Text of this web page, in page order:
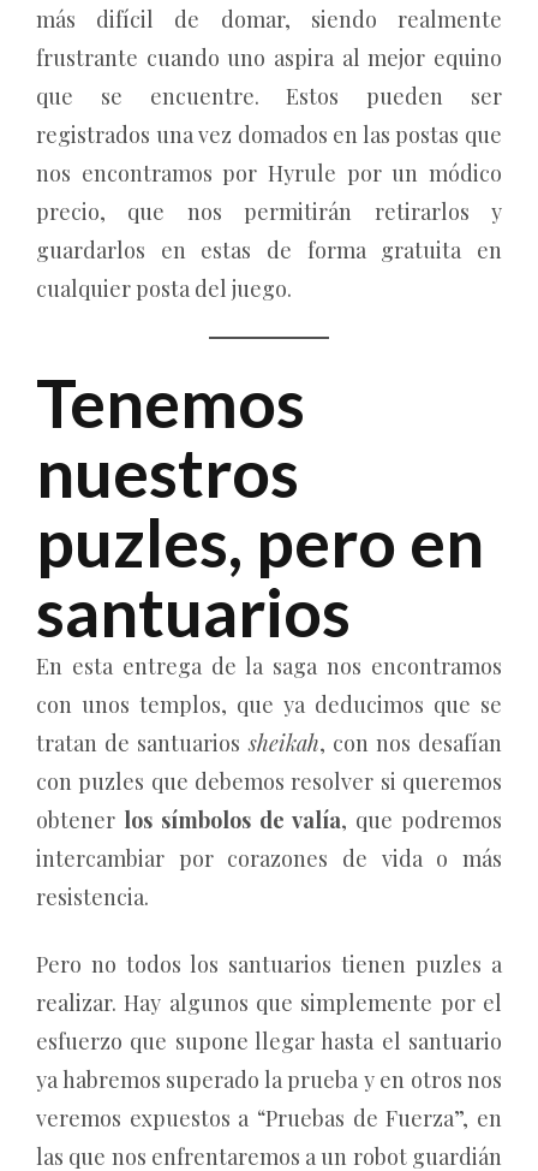
más difícil de domar, siendo realmente
frustrante cuando uno aspira al mejor equino
que se encuentre. Estos pueden ser
registrados una vez domados en las postas que
nos encontramos por Hyrule por un módico
precio, que nos permitirán retirarlos y
guardarlos en estas de forma gratuita en
cualquier posta del juego.
Tenemos
nuestros
puzles, pero en
santuarios
En esta entrega de la saga nos encontramos
con unos templos, que ya deducimos que se
tratan de santuariossheikah, con nos desafían
con puzles que debemos resolver si queremos
obtener los símbolos de valía, que podremos
intercambiar por corazones de vida o más
resistencia.
Pero no todos los santuarios tienen puzles a
realizar. Hay algunos que simplemente por el
esfuerzo que supone llegar hasta el santuario
ya habremos superado la prueba y en otros nos
veremos expuestos a “Pruebas de Fuerza”, en
las que nos enfrentaremos a un robot guardián